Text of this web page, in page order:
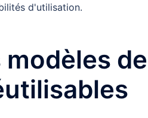
d'utilisation.